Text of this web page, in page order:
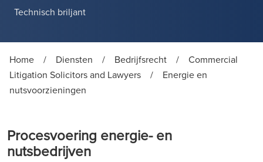
Technisch briljant
Home / Diensten / Bedrijfsrecht /
Commercial
Litigation Solicitors and Lawyers
/
Energie en
nutsvoorzieningen
Procesvoering energie- en
nutsbedrijven